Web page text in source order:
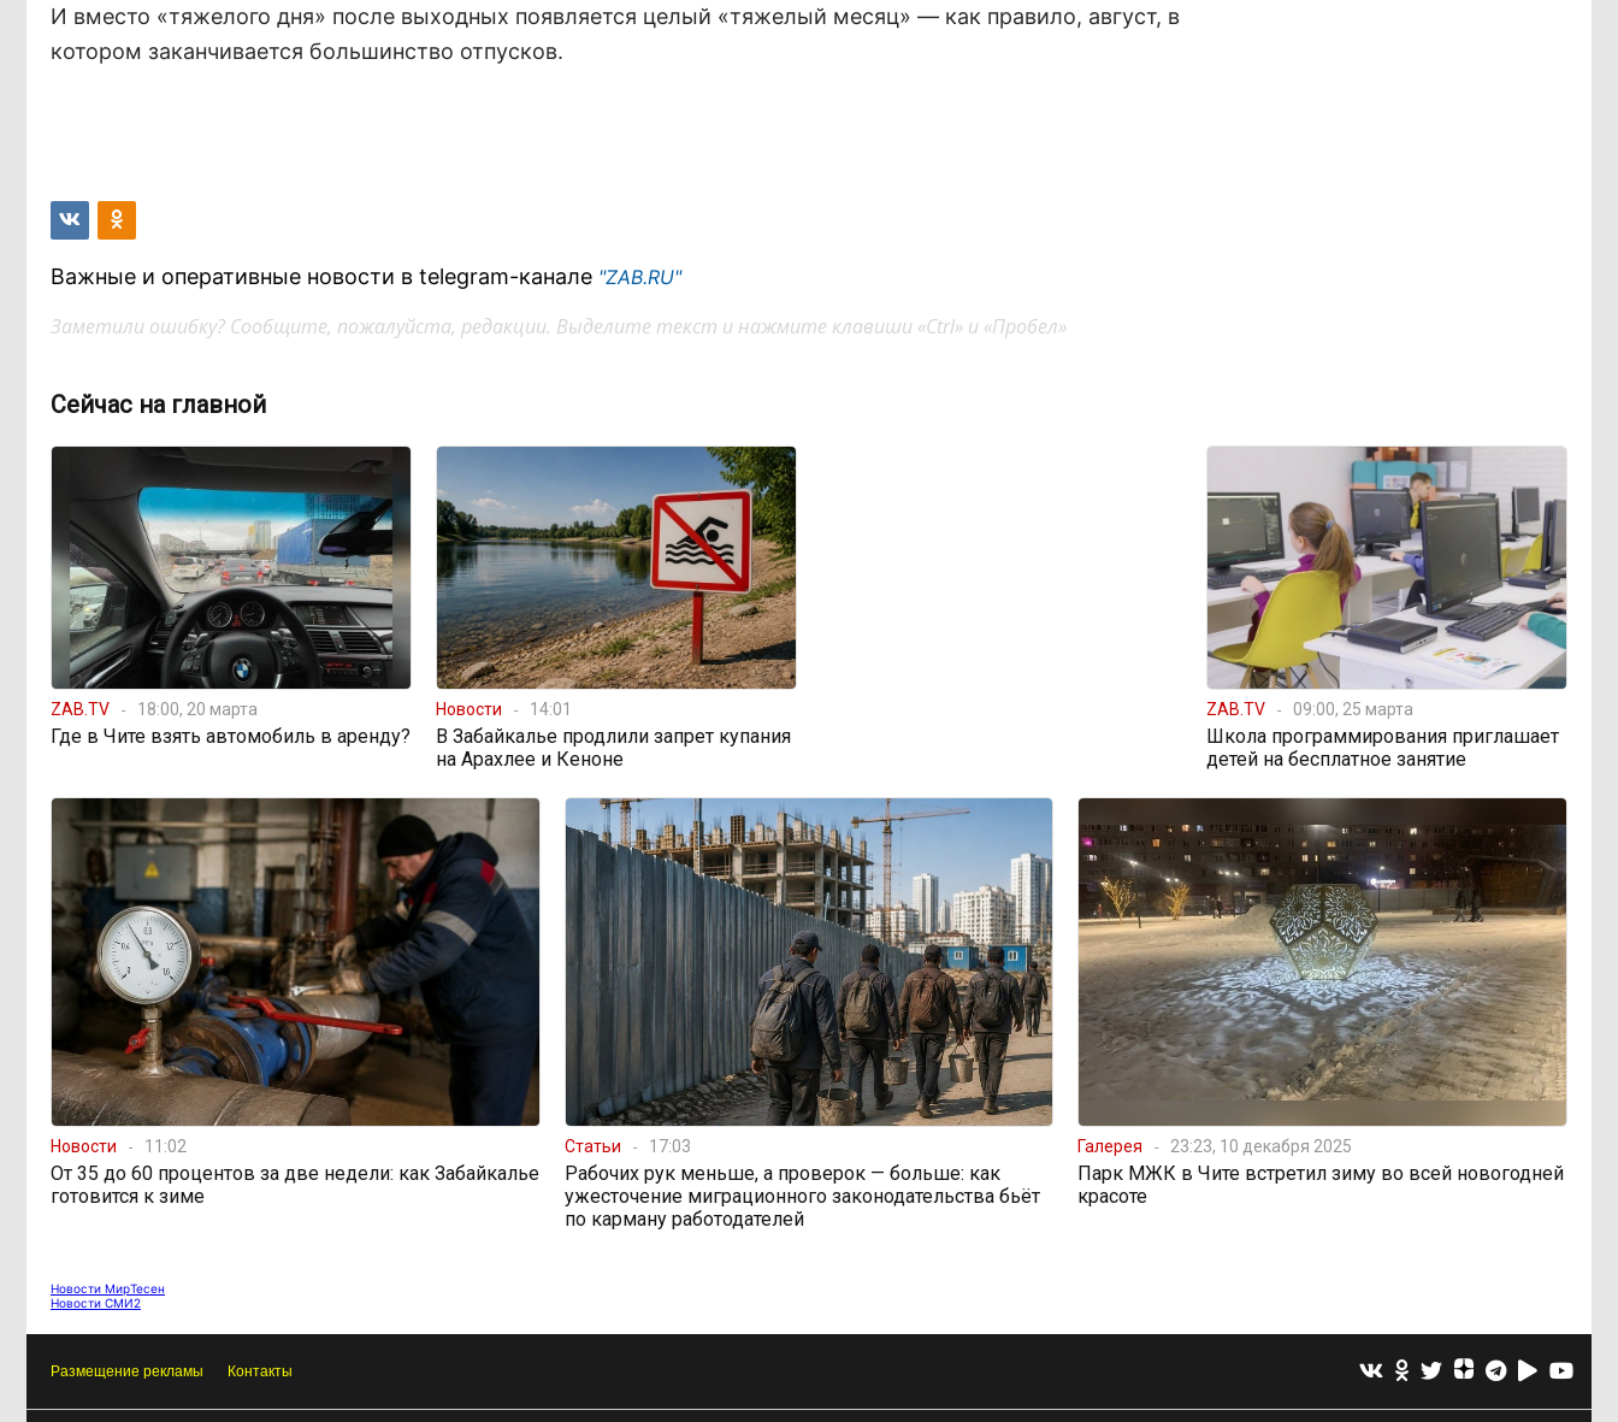
И вместо «тяжелого дня» после выходных появляется целый «тяжелый месяц» — как правило, август, в
котором заканчивается большинство отпусков.
Важные и оперативные новости в telegram-канале "ZAB.RU"
Заметили ошибку? Сообщите, пожалуйста, редакции. Выделите текст и нажмите клавиши «Ctrl» и «Пробел»
Сейчас на главной
ZAB.TV 18:00, 20 марта
Где в Чите взять автомобиль в аренду?
Новости 14:01
В Забайкалье продлили запрет купания
на Арахлее и Кеноне
ZAB.TV 09:00, 25 марта
Школа программирования приглашает
детей на бесплатное занятие
Новости 11:02
От 35 до 60 процентов за две недели: как Забайкалье
готовится к зиме
Статьи 17:03
Рабочих рук меньше, а проверок — больше: как
ужесточение миграционного законодательства бьёт
по карману работодателей
Галерея 23:23, 10 декабря 2025
Парк МЖК в Чите встретил зиму во всей новогодней
красоте
Новости МирТесен
Новости СМИ2
Размещение рекламы Контакты